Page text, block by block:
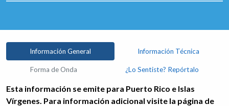
Información General Información Técnica
Forma de Onda ¿Lo Sentiste? Repórtalo
Esta información se emite para Puerto Rico e Islas
Vírgenes. Para información adicional visite la página de